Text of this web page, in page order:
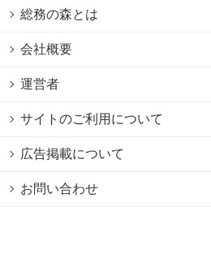
総務の森とは
会社概要
運営者
サイトのご利用について
広告掲載について
お問い合わせ